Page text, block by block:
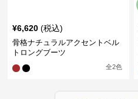
¥6,620 (税込)
骨格ナチュラルアクセントベル
トロングブーツ
全2色